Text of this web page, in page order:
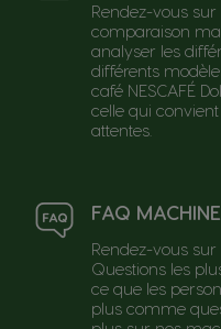
Rendez-vous
comparaison
analyser les
différents
café NESCAFÉ
celle qui
attentes.
FAQ
Rendez-vous
Questions les
ce que les
plus comme